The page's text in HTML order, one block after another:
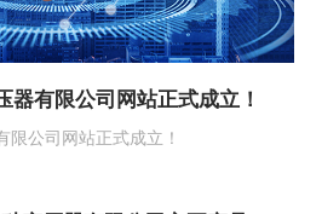
有限公司网站正式成立！
公司网站正式成立！